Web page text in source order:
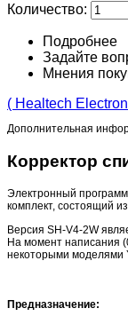
Количество:
Подробнее
Задайте
Мнения
( Healtech
Дополнительная
Корректор
Электронный
комплект, состоящий
Версия SH-V4-2W
На момент написания
некоторыми моделями
Предназначение: